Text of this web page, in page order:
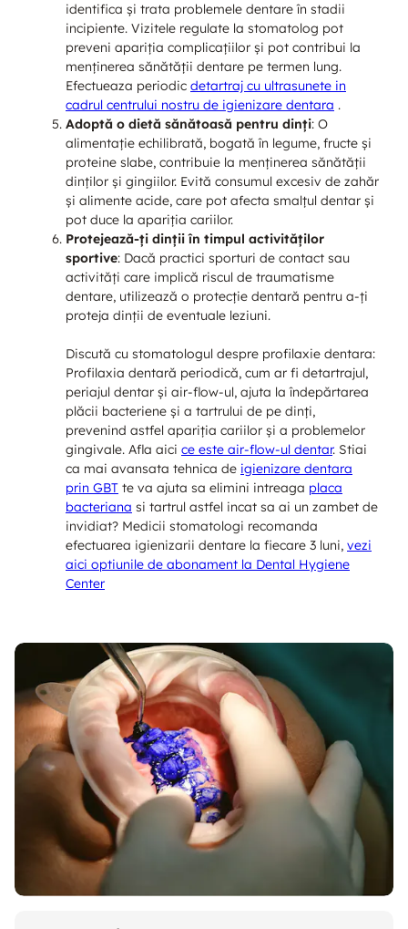
identifica și trata problemele dentare în stadii
incipiente. Vizitele regulate la stomatolog pot
preveni apariția complicațiilor și pot contribui la
menținerea sănătății dentare pe termen lung.
Efectueaza periodic detartraj cu ultrasunete in
cadrul centrului nostru de igienizare dentara .
Adoptă o dietă sănătoasă pentru dinți: O
alimentație echilibrată, bogată în legume, fructe și
proteine slabe, contribuie la menținerea sănătății
dinților și gingiilor. Evită consumul excesiv de zahăr
și alimente acide, care pot afecta smalțul dentar și
pot duce la apariția cariilor.
Protejează-ți dinții în timpul activităților
sportive: Dacă practici sporturi de contact sau
activități care implică riscul de traumatisme
dentare, utilizează o protecție dentară pentru a-ți
proteja dinții de eventuale leziuni.
Discută cu stomatologul despre profilaxie dentara:
Profilaxia dentară periodică, cum ar fi detartrajul,
periajul dentar și air-flow-ul, ajuta la îndepărtarea
plăcii bacteriene și a tartrului de pe dinți,
prevenind astfel apariția cariilor și a problemelor
gingivale. Afla aici ce este air-flow-ul dentar. Stiai
ca mai avansata tehnica de igienizare dentara
prin GBT te va ajuta sa elimini intreaga placa
bacteriana si tartrul astfel incat sa ai un zambet de
invidiat? Medicii stomatologi recomanda
efectuarea igienizarii dentare la fiecare 3 luni, vezi
aici optiunile de abonament la Dental Hygiene
Center